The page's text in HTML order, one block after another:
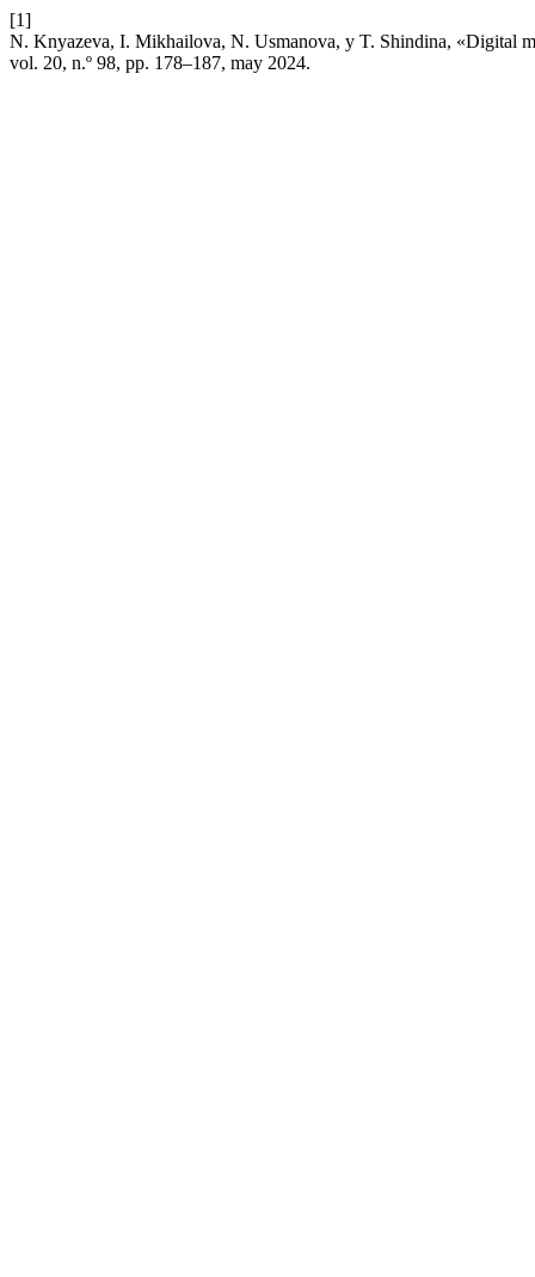
[1]
N. Knyazeva, I. Mikhailova, N. Usmanova, y T. Shindina, «Digital
vol. 20, n.º 98, pp. 178–187, may 2024.